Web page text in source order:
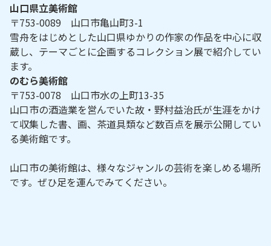
山口県立美術館
〒753-0089 山口市亀山町3-1
雪舟をはじめとした山口県ゆかりの作家の作品を中心に収
蔵し、テーマごとに企画するコレクション展で紹介してい
ます。
のむら美術館
〒753-0078 山口市水の上町13-35
山口市の酒造業を営んでいた故・野村益治氏が生涯をかけ
て収集した書、画、茶道具類など数百点を展示公開してい
る美術館です。
山口市の美術館は、様々なジャンルの芸術を楽しめる場所
です。ぜひ足を運んでみてください。